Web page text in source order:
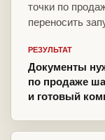
точки по
переносить
РЕЗУЛЬТАТ
Документы
по продаже
и готовый